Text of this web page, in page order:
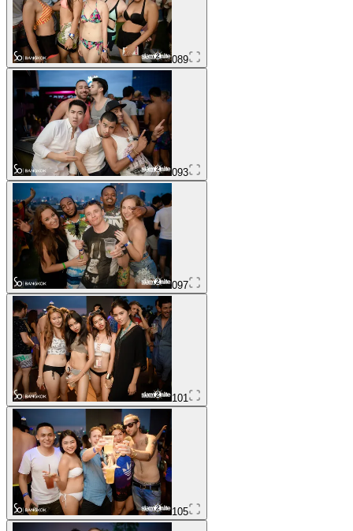
089
093
097
101
105